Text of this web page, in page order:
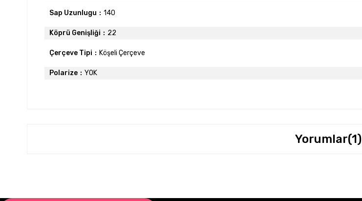
Sap Uzunlugu 140
Köprü Genişliği 22
Çerçeve Tipi Köşeli Çerçeve
Polarize YOK
Yorumlar(1)